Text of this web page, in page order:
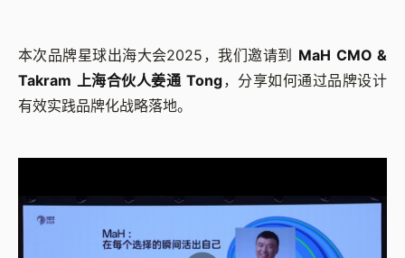
本次品牌星球出海大会2025，我们邀请到 MaH CMO &
Takram 上海合伙人姜通 Tong，分享如何通过品牌设计
有效实践品牌化战略落地。